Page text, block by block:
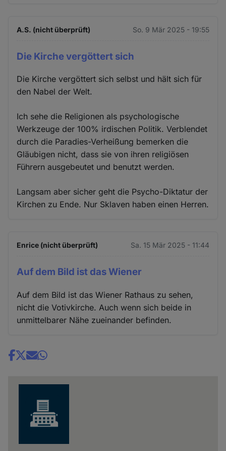
A.S. (nicht überprüft) So. 9 Mär 2025 - 19:55
Die Kirche vergöttert sich
Die Kirche vergöttert sich selbst und hält sich für
den Nabel der Welt.
Ich sehe die Religionen als psychologische
Werkzeuge der 100% irdischen Politik. Verblendet
durch die Paradies-Verheißung bemerken die
Gläubigen nicht, dass sie von ihren religiösen
Führern ausgebeutet und benutzt werden.
Langsam aber sicher geht die Psycho-Diktatur der
Kirchen zu Ende. Nur Sklaven haben einen Herren.
Enrice (nicht überprüft) Sa. 15 Mär 2025 - 11:44
Auf dem Bild ist das Wiener
Auf dem Bild ist das Wiener Rathaus zu sehen,
nicht die Votivkirche. Auch wenn sich beide in
unmittelbarer Nähe zueinander befinden.
Share